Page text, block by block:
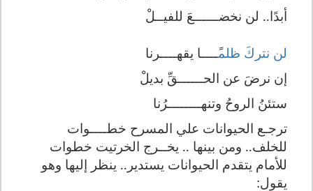
أبدًا.. لن نخضــــــعَ للفيــلْ
لن نتركَ ظلمًــــا يقهــــرنا
إن نرضَ عن الحــــــقِّ بديلْ
ستئنُ الروحُ وتنهــــــــرُنا
ترجـع الحيوانات علي المسرح خطــــوات
للخلف.. ومن بينها .. يخــرج الخرتيت خطوات
للأمام يتقدم الحيوانات يستدير.. ينظر إليها وهو
يقول: